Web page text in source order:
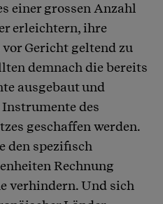
einer grossen Anzahl
erleichtern, ihre
Gericht geltend zu
demnach die bereits
ausgebaut und
des
geschaffen werden.
den spezifisch
Rechnung
verhindern. Und sich